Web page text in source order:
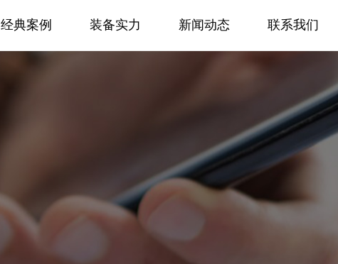
经典案例 装备实力 新闻动态 联系我们